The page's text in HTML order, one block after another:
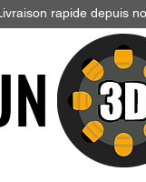
rapide depuis